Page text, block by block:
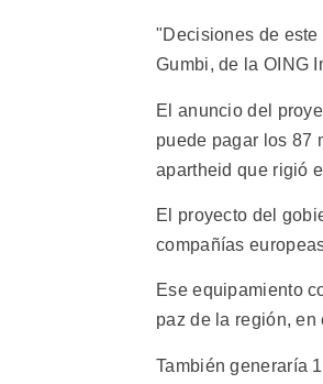
"Decisiones de
Gumbi, de la OING
El anuncio del
puede pagar los 87
apartheid que rigió
El proyecto del
compañías
Ese equipamiento
paz de la región,
También generaría